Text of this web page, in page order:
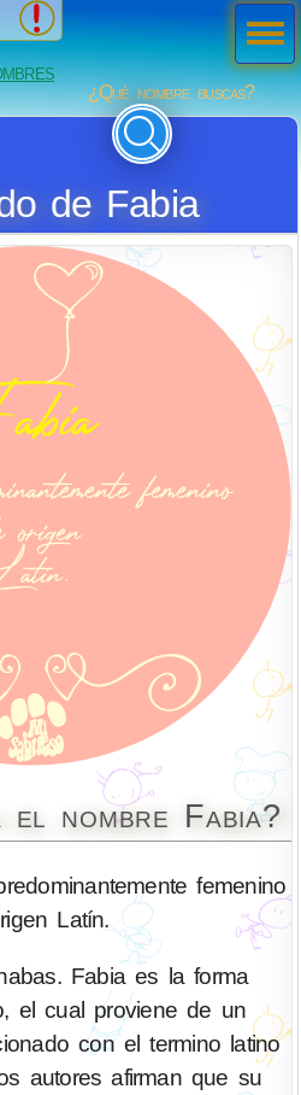
¿Qué nombre buscas?
de Fabia
nombre Fabia?
femenino
Latín.
Fabia es la forma
el cual proviene de un
con el termino latino
autores afirman que su
Men
ú